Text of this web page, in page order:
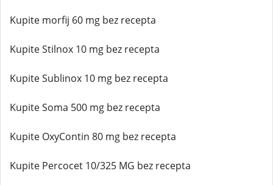
Kupite morfij 60 mg bez recepta
Kupite Stilnox 10 mg bez recepta
Kupite Sublinox 10 mg bez recepta
Kupite Soma 500 mg bez recepta
Kupite OxyContin 80 mg bez recepta
Kupite Percocet 10/325 MG bez recepta